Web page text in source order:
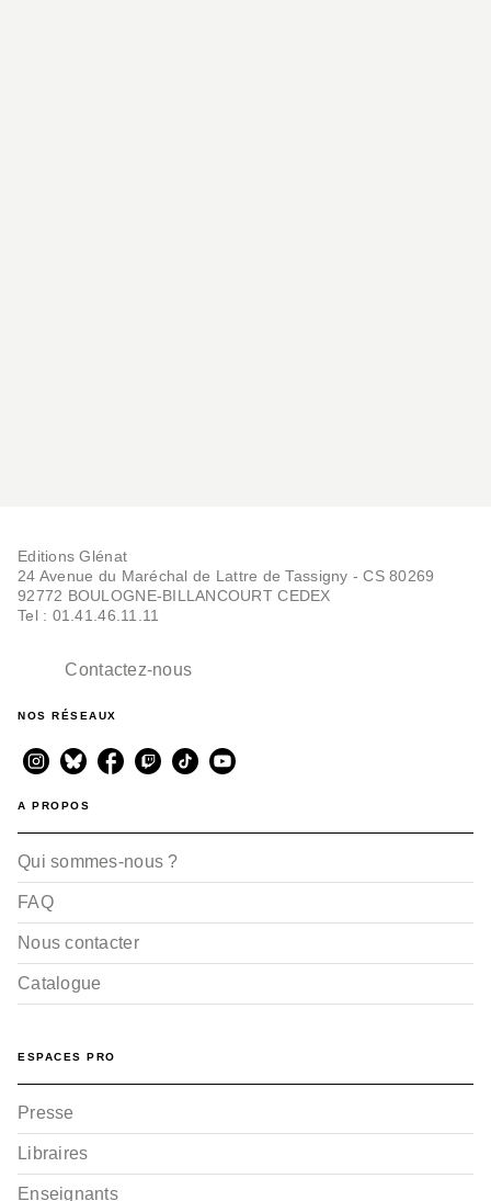
Editions Glénat
24 Avenue du Maréchal de Lattre de Tassigny - CS 80269
92772 BOULOGNE-BILLANCOURT CEDEX
Tel : 01.41.46.11.11
Contactez-nous
NOS RÉSEAUX
A PROPOS
Qui sommes-nous ?
FAQ
Nous contacter
Catalogue
ESPACES PRO
Presse
Libraires
Enseignants